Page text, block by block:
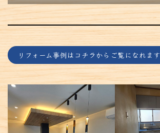
リフォーム事例はコチラからご覧になれます